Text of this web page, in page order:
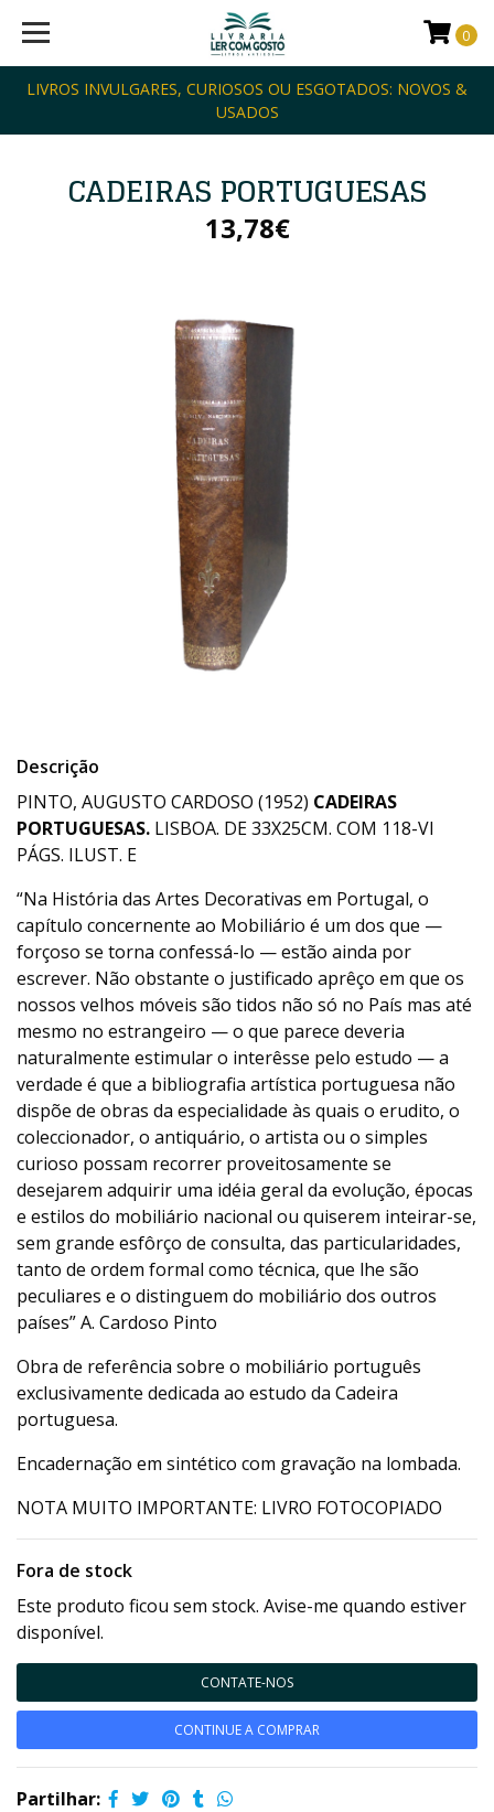
LIVROS INVULGARES, CURIOSOS OU ESGOTADOS: NOVOS &
USADOS
0
CADEIRAS PORTUGUESAS
13,78€
Descrição
PINTO, AUGUSTO CARDOSO (1952) CADEIRAS
PORTUGUESAS. LISBOA. DE 33X25CM. COM 118-VI
PÁGS. ILUST. E
“Na História das Artes Decorativas em Portugal, o
capítulo concernente ao Mobiliário é um dos que —
forçoso se torna confessá-lo — estão ainda por
escrever. Não obstante o justificado aprêço em que os
nossos velhos móveis são tidos não só no País mas até
mesmo no estrangeiro — o que parece deveria
naturalmente estimular o interêsse pelo estudo — a
verdade é que a bibliografia artística portuguesa não
dispõe de obras da especialidade às quais o erudito, o
coleccionador, o antiquário, o artista ou o simples
curioso possam recorrer proveitosamente se
desejarem adquirir uma idéia geral da evolução, épocas
e estilos do mobiliário nacional ou quiserem inteirar-se,
sem grande esfôrço de consulta, das particularidades,
tanto de ordem formal como técnica, que lhe são
peculiares e o distinguem do mobiliário dos outros
países” A. Cardoso Pinto
Obra de referência sobre o mobiliário português
exclusivamente dedicada ao estudo da Cadeira
portuguesa.
Encadernação em sintético com gravação na lombada.
NOTA MUITO IMPORTANTE: LIVRO FOTOCOPIADO
Fora de stock
Este produto ficou sem stock. Avise-me quando estiver
disponível.
CONTATE-NOS
CONTINUE A COMPRAR
Partilhar: